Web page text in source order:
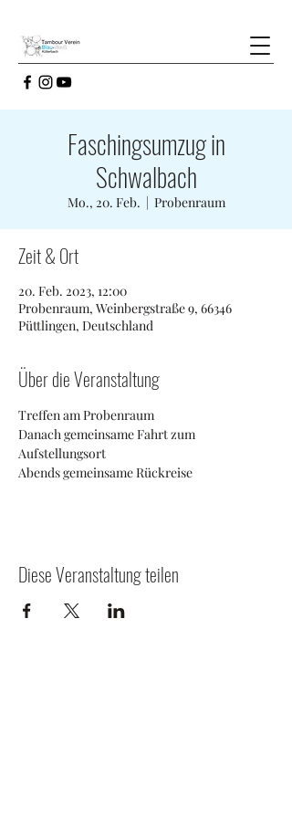
Faschingsumzug in
Schwalbach
Mo., 20. Feb.
  |
Probenraum
Zeit & Ort
20. Feb. 2023, 12:00
Probenraum, Weinbergstraße 9, 66346
Püttlingen, Deutschland
Über die Veranstaltung
Treffen am Probenraum
Danach gemeinsame Fahrt zum
Aufstellungsort
Abends gemeinsame Rückreise
Diese Veranstaltung teilen